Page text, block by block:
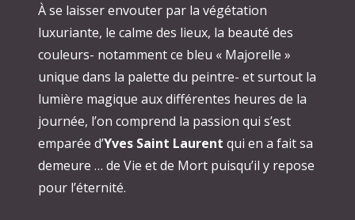
À se laisser envouter par la végétation
luxuriante, le calme des lieux, la beauté des
couleurs- notamment ce bleu « Majorelle »
unique dans la palette du peintre- et surtout la
lumière magique aux différentes heures de la
journée, l’on comprend la passion qui s’est
emparée d’Yves Saint Laurent qui en a fait sa
demeure … de Vie et de Mort puisqu’il y repose
pour l’éternité.